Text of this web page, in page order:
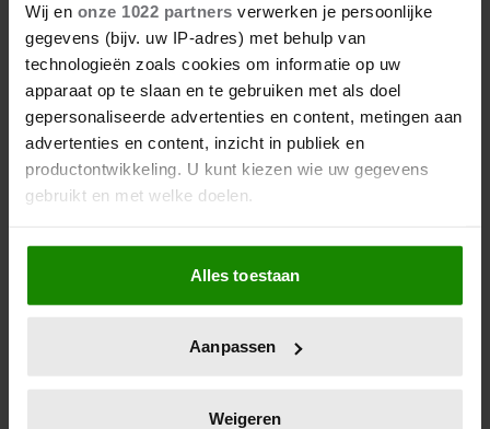
Wij en onze 1022 partners verwerken je persoonlijke
gegevens (bijv. uw IP-adres) met behulp van
technologieën zoals cookies om informatie op uw
apparaat op te slaan en te gebruiken met als doel
gepersonaliseerde advertenties en content, metingen aan
advertenties en content, inzicht in publiek en
productontwikkeling. U kunt kiezen wie uw gegevens
gebruikt en met welke doelen.
Als u het toestaat, willen we ook graag:
Informatie verzamelen over uw geografische locatie,
die tot een paar meter nauwkeurig kan zijn
op specifieke eigenschappen (fingerprinting)
verwerkt en stel uw voorkeuren in het
Alles toestaan
Aanpassen
Weigeren
De nieuwe Mijn Geheim ligt nu in de winkel
Abonneren
Digitaal lezen
Los kopen